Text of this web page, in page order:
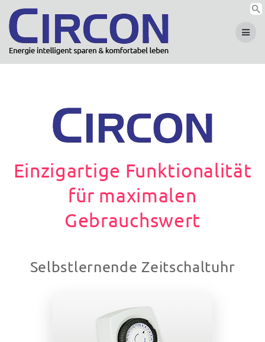
to
content
Einzigartige Funktionalität
für maximalen
Gebrauchswert
Selbstlernende Zeitschaltuhr